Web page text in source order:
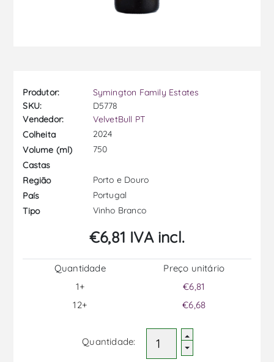
Produtor:
Symington Family Estates
SKU:
D5778
Vendedor:
VelvetBull PT
Colheita
2024
Volume (ml)
750
Castas
Região
Porto e Douro
País
Portugal
Tipo
Vinho Branco
€6,81 IVA incl.
Quantidade
1+
12+
Preço unitário
€6,81
€6,68
Quantidade: